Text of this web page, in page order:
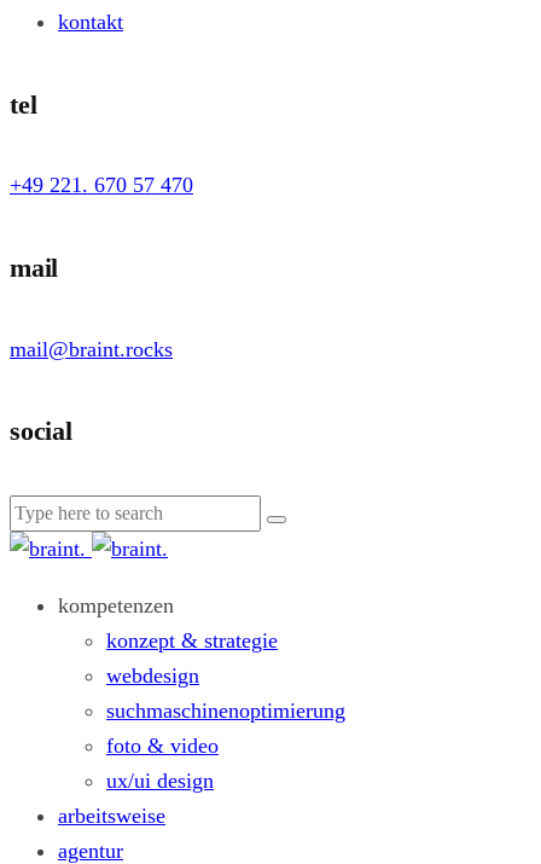
kontakt
tel
+49 221. 670 57 470
mail
mail@braint.rocks
social
kompetenzen
konzept & strategie
webdesign
suchmaschinenoptimierung
foto & video
ux/ui design
arbeitsweise
agentur